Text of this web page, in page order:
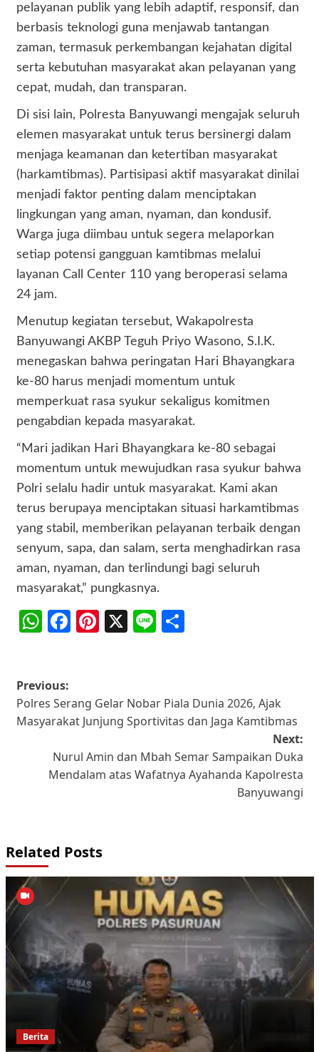
pelayanan publik yang lebih adaptif, responsif, dan
berbasis teknologi guna menjawab tantangan
zaman, termasuk perkembangan kejahatan digital
serta kebutuhan masyarakat akan pelayanan yang
cepat, mudah, dan transparan.
Di sisi lain, Polresta Banyuwangi mengajak seluruh
elemen masyarakat untuk terus bersinergi dalam
menjaga keamanan dan ketertiban masyarakat
(harkamtibmas). Partisipasi aktif masyarakat dinilai
menjadi faktor penting dalam menciptakan
lingkungan yang aman, nyaman, dan kondusif.
Warga juga diimbau untuk segera melaporkan
setiap potensi gangguan kamtibmas melalui
layanan Call Center 110 yang beroperasi selama
24 jam.
Menutup kegiatan tersebut, Wakapolresta
Banyuwangi AKBP Teguh Priyo Wasono, S.I.K.
menegaskan bahwa peringatan Hari Bhayangkara
ke-80 harus menjadi momentum untuk
memperkuat rasa syukur sekaligus komitmen
pengabdian kepada masyarakat.
“Mari jadikan Hari Bhayangkara ke-80 sebagai
momentum untuk mewujudkan rasa syukur bahwa
Polri selalu hadir untuk masyarakat. Kami akan
terus berupaya menciptakan situasi harkamtibmas
yang stabil, memberikan pelayanan terbaik dengan
senyum, sapa, dan salam, serta menghadirkan rasa
aman, nyaman, dan terlindungi bagi seluruh
masyarakat,” pungkasnya.
WhatsApp
Facebook
Pinterest
X Line
Post
navigation
Previous:
Polres Serang Gelar Nobar Piala Dunia 2026, Ajak
Masyarakat Junjung Sportivitas dan Jaga Kamtibmas
Next:
Nurul Amin dan Mbah Semar Sampaikan Duka
Mendalam atas Wafatnya Ayahanda Kapolresta
Banyuwangi
Related Posts
Berita